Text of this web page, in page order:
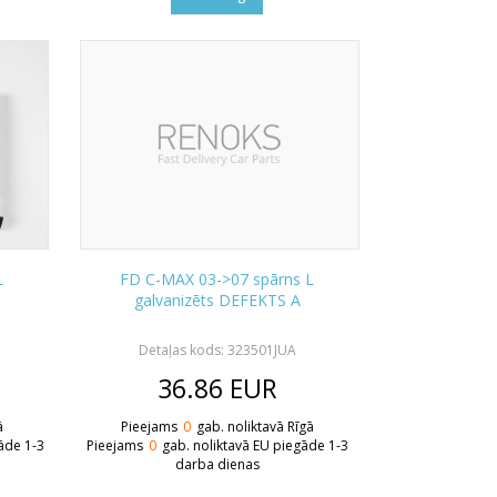
1-3
FD C-MAX 03->07 spārns L
galvanizēts DEFEKTS A
Detaļas kods: 323501JUA
36.86 EUR
Pieejams 0 gab. noliktavā Rīgā
Pieejams 0 gab. noliktavā EU piegāde 1-3
darba dienas